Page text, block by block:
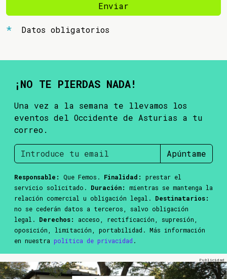
Enviar
Datos obligatorios
¡NO TE PIERDAS NADA!
Una vez a la semana te llevamos los
eventos del Occidente de Asturias a tu
correo.
Apúntame
Responsable: Que Femos. Finalidad:
prestar el
servicio solicitado. Duración:
mientras se mantenga la
relación comercial u obligación legal. Destinatarios:
no se cederán datos a terceros, salvo obligación
legal. Derechos:
acceso, rectificación, supresión,
oposición, limitación, portabilidad. Más información
en nuestra política de privacidad .